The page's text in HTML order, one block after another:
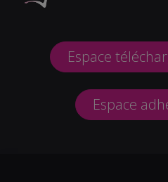
Espace
Espace